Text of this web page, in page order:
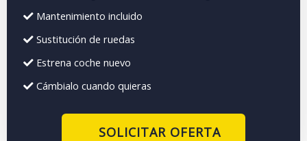
Mantenimiento incluido
Sustitución de ruedas
Estrena coche nuevo
Cámbialo cuando quieras
SOLICITAR OFERTA